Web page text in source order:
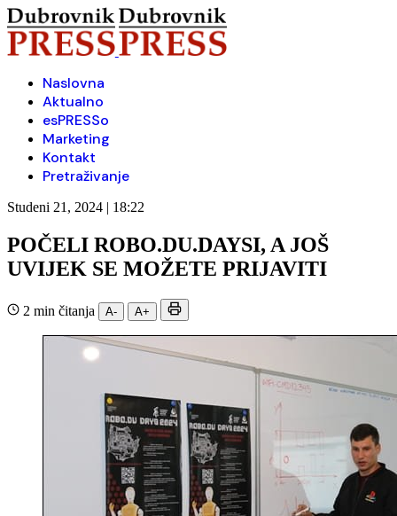
Naslovna
Aktualno
esPRESSo
Marketing
Kontakt
Pretraživanje
Studeni 21, 2024 | 18:22
POČELI ROBO.DU.DAYSI, A JOŠ
UVIJEK SE MOŽETE PRIJAVITI
2 min čitanja A- A+